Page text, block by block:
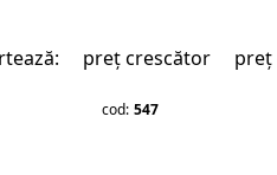
preț crescător preț
cod: 547